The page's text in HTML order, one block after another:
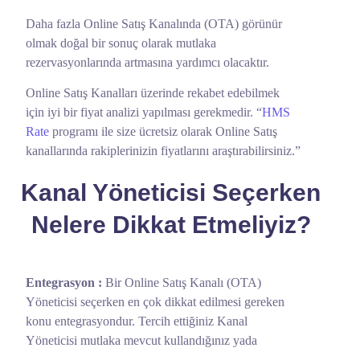
Daha fazla Online Satış Kanalında (OTA) görünür
olmak doğal bir sonuç olarak mutlaka
rezervasyonlarında artmasına yardımcı olacaktır.
Online Satış Kanalları üzerinde rekabet edebilmek
için iyi bir fiyat analizi yapılması gerekmedir. “HMS
Rate programı ile size ücretsiz olarak Online Satış
kanallarında rakiplerinizin fiyatlarını araştırabilirsiniz.”
Kanal Yöneticisi Seçerken
Nelere Dikkat Etmeliyiz?
Entegrasyon : Bir Online Satış Kanalı (OTA)
Yöneticisi seçerken en çok dikkat edilmesi gereken
konu entegrasyondur. Tercih ettiğiniz Kanal
Yöneticisi mutlaka mevcut kullandığınız yada